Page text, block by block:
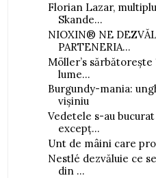
Florian Lazar,
Skande...
NIOXIN® NE
PARTENERIA...
Möller’s
lume...
Burgundy-mania:
vișiniu
Vedetele s-au
excepț...
Unt de mâini care
Nestlé dezvăluie ce
din ...